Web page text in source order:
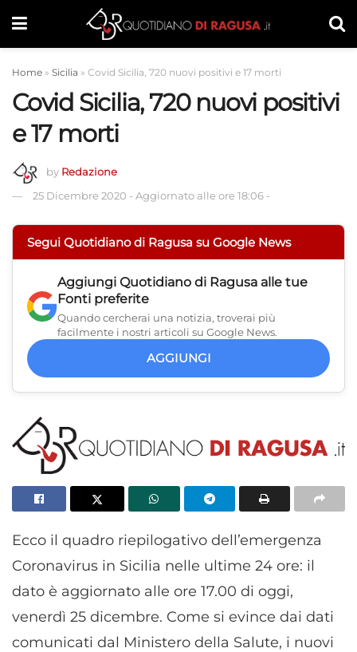
Home » Sicilia » Covid Sicilia, 720 nuovi positivi e 17 morti
Covid Sicilia, 720 nuovi positivi
e 17 morti
by Redazione
25 Dicembre 2020 - Aggiornato alle ore 18:06 -
Segui Quotidiano di Ragusa su Google News
Aggiungi Quotidiano di Ragusa alle tue
Fonti preferite
Quando cercherai una notizia, troverai più
facilmente i nostri articoli su Google News.
AGGIUNGI
Ecco il quadro riepilogativo dell’emergenza
Coronavirus in Sicilia nelle ultime 24 ore: il
dato è aggiornato alle ore 17.00 di oggi,
venerdì 25 dicembre. Come si evince dai dati
comunicati dal Ministero della Salute, i nuovi